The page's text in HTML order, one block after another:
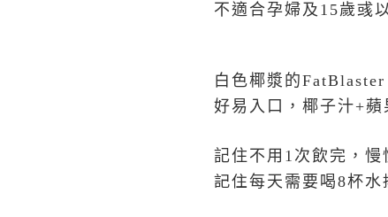
不適合孕婦及 15歲彧
白色椰漿的
好易入口，椰子汁+蘋
記住不用 1 次飲完，慢
記住每天需要喝8杯水